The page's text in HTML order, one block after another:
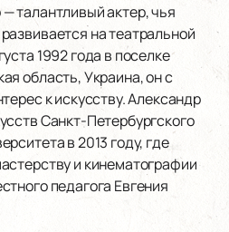
талантливый актер, чья
на театральной
1992 года в поселке
область, Украина, он с
к искусству. Александр
Санкт-Петербургского
в 2013 году, где
и кинематографии
педагога Евгения